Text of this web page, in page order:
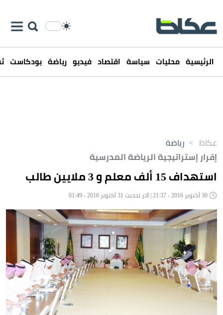
الرئيسية محليات سياسة اقتصاد فيديو رياضة بودكاست
عكاظ > رياضة
إقرار إستراتيجية الرياضة المدرسية
استهداف 15 ألف معلم و 3 ملايين طالب